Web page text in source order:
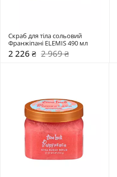
Скраб для тіла сольовий
2 226 ₴ 2 969 ₴